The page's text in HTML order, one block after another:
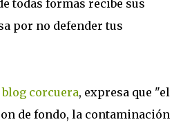
todas formas recibe sus
por no defender tus
blog corcuera, expresa que "el
de fondo, la contaminación